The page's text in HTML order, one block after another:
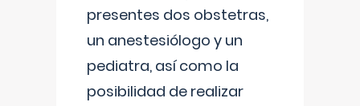
presentes dos obstetras,
un anestesiólogo y un
pediatra, así como la
posibilidad de realizar